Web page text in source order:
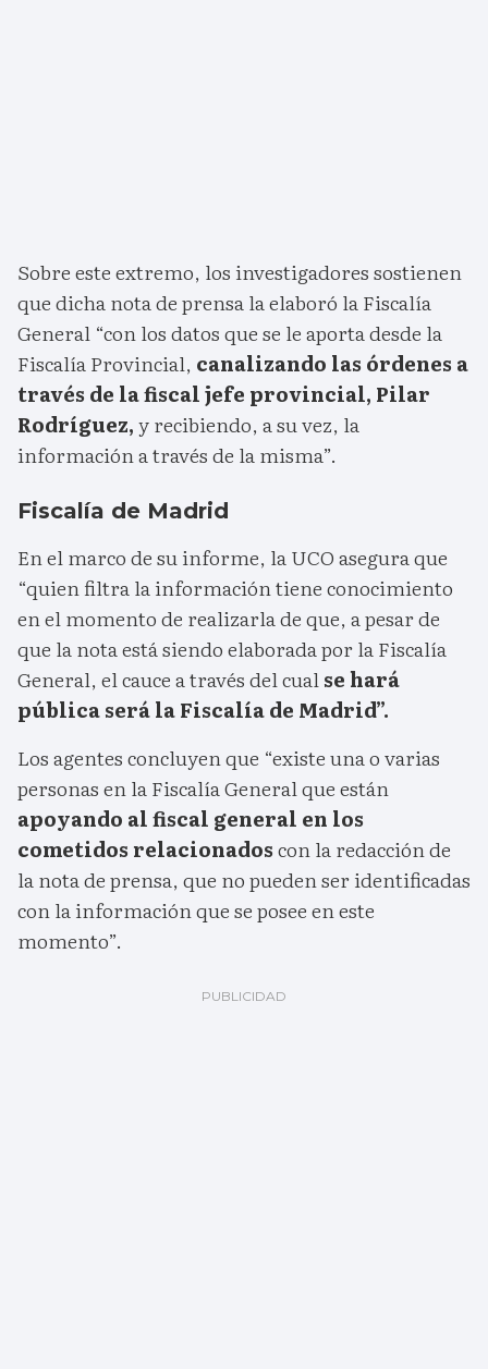
Sobre este extremo, los investigadores sostienen
que dicha nota de prensa la elaboró la Fiscalía
General “con los datos que se le aporta desde la
Fiscalía Provincial, canalizando las órdenes a
través de la fiscal jefe provincial, Pilar
Rodríguez,y recibiendo, a su vez, la
información a través de la misma”.
Fiscalía de Madrid
En el marco de su informe, la UCO asegura que
“quien filtra la información tiene conocimiento
en el momento de realizarla de que, a pesar de
que la nota está siendo elaborada por la Fiscalía
General, el cauce a través del cualse hará
pública será la Fiscalía de Madrid”.
Los agentes concluyen que “existe una o varias
personas en la Fiscalía General que están
apoyando al fiscal general en los
cometidos relacionadoscon la redacción de
la nota de prensa, que no pueden ser identificadas
con la información que se posee en este
momento”.